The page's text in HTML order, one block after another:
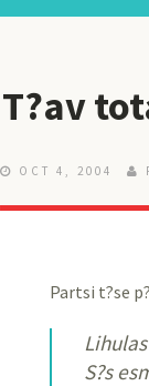
T?av
OCT 4, 2004
Partsi t?se
S?s